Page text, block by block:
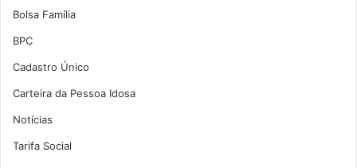
Bolsa Família
BPC
Cadastro Único
Carteira da Pessoa Idosa
Notícias
Tarifa Social